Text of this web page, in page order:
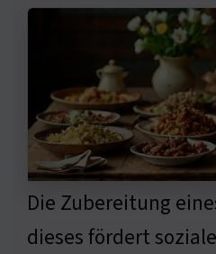
Die Zubereitung
dieses fördert